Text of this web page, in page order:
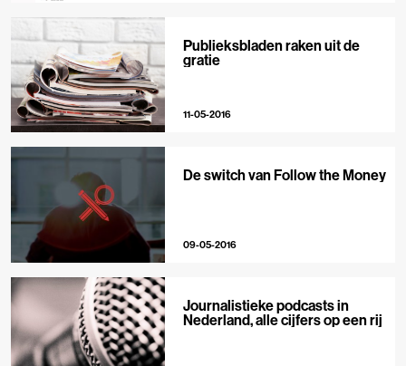
Publieksbladen raken uit de
gratie
11-05-2016
De switch van Follow the Money
09-05-2016
Journalistieke podcasts in
Nederland, alle cijfers op een rij